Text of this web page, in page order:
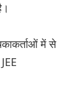
में से